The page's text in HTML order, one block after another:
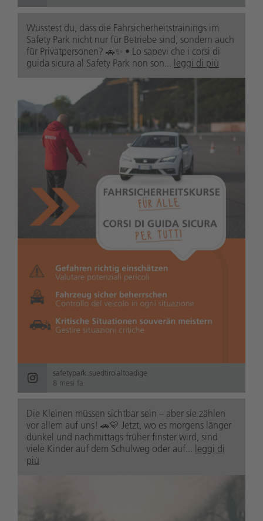
Wusstest du, dass die Fahrsicherheitstrainings im
Safety Park nicht nur für Betriebe sind, sondern auch
für Privatpersonen? 🚗✨ • Lo sapevi che i corsi di
guida sicura al Safety Park non son... leggi di più
safetypark.suedtirolaltoadige
8 mesi fa
Die Kleinen müssen sichtbar sein – aber sie zählen
vor allem auf uns! 🚗💛 Jetzt, wo es morgens länger
dunkel und nachmittags früher finster wird, sind
viele Kinder auf dem Schulweg oder auf... leggi di
più